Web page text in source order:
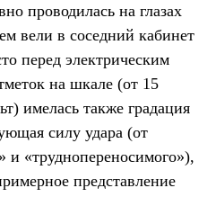
проводилась на глазах
вели в соседний кабинет
перед электрическим
на шкале (от 15
имелась также градация
силу удара (от
и «труднопереносимого»),
представление